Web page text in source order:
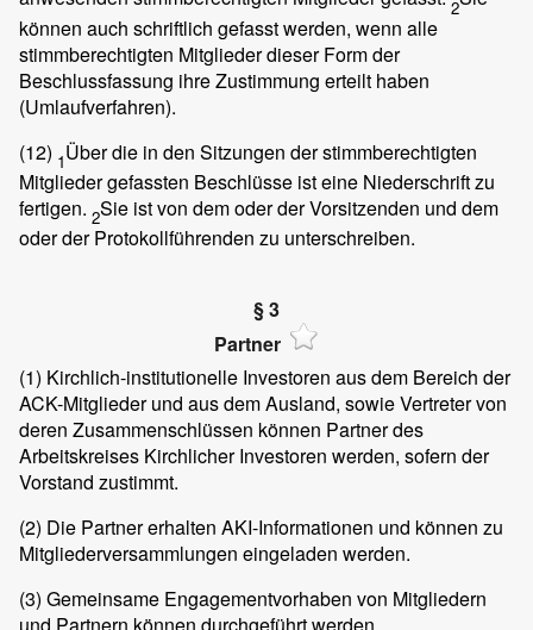
2
können auch schriftlich gefasst werden, wenn alle
stimmberechtigten Mitglieder dieser Form der
Beschlussfassung ihre Zustimmung erteilt haben
(Umlaufverfahren).
(12) 1Über die in den Sitzungen der stimmberechtigten
Mitglieder gefassten Beschlüsse ist eine Niederschrift zu
fertigen. 2Sie ist von dem oder der Vorsitzenden und dem
oder der Protokollführenden zu unterschreiben.
§ 3
Partner
(1) Kirchlich-institutionelle Investoren aus dem Bereich der
ACK-Mitglieder und aus dem Ausland, sowie Vertreter von
deren Zusammenschlüssen können Partner des
Arbeitskreises Kirchlicher Investoren werden, sofern der
Vorstand zustimmt.
(2) Die Partner erhalten AKI-Informationen und können zu
Mitgliederversammlungen eingeladen werden.
(3) Gemeinsame Engagementvorhaben von Mitgliedern